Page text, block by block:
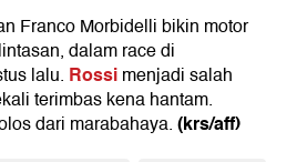
Franco Morbidelli bikin motor
dalam race di
lalu. Rossimenjadi salah
terimbas kena hantam.
dari marabahaya.(krs/aff)